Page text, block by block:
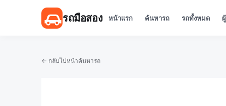
รถมือสอง หน้าแรก ค้นหารถ รถทั้งหมด
← กลับไปหน้าค้นหารถ